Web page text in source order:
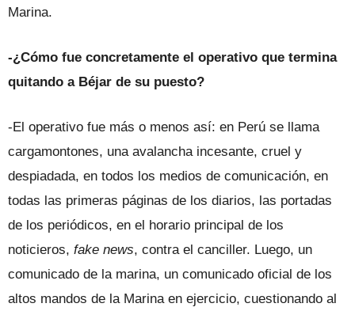
Marina.
-¿Cómo fue concretamente el operativo que termina
quitando a Béjar de su puesto?
-El operativo fue más o menos así: en Perú se llama
cargamontones, una avalancha incesante, cruel y
despiadada, en todos los medios de comunicación, en
todas las primeras páginas de los diarios, las portadas
de los periódicos, en el horario principal de los
noticieros, fake news, contra el canciller. Luego, un
comunicado de la marina, un comunicado oficial de los
altos mandos de la Marina en ejercicio, cuestionando al